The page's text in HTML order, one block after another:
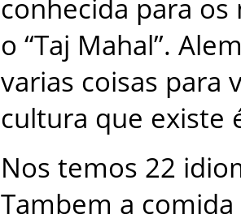
conhecida para os
o “Taj Mahal”.
varias coisas para
cultura que existe
Nos temos 22
Tambem a comida